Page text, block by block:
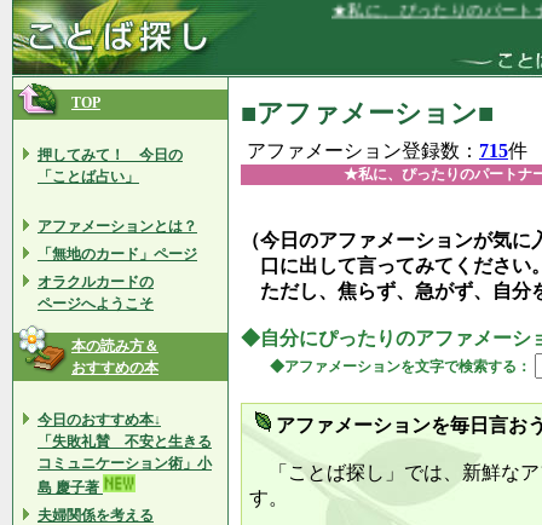
★私に、ぴったりのパートナーを
TOP
押してみて！ 今日の
「ことば占い」
アファメーションとは？
「無地のカード」ページ
オラクルカードの
ページへようこそ
本の読み方＆
おすすめの本
今日のおすすめ本↓
「失敗礼賛 不安と生きる
コミュニケーション術」小
島 慶子著
夫婦関係を考える
■アファメーション■
アファメーション登録数： 715件
★私に、ぴったりのパートナ
（今日のアファメーションが気
口に出して言ってみてください
ただし、焦らず、急がず、自分
◆自分にぴったりのアファメーシ
◆アファメーションを文字で検索する：
アファメーションを毎日言お
「ことば探し」では、新鮮な
す。